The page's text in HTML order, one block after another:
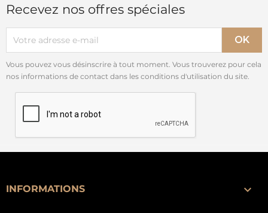
Recevez nos offres spéciales
Vous pouvez vous désinscrire à tout moment. Vous trouverez pour cela
nos informations de contact dans les conditions d'utilisation du site.
INFORMATIONS 